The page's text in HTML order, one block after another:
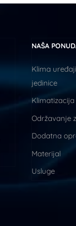
NAŠA
Klima
jedinice
Klimatizacija
Održavanje
Dodatna
Materijal
Usluge